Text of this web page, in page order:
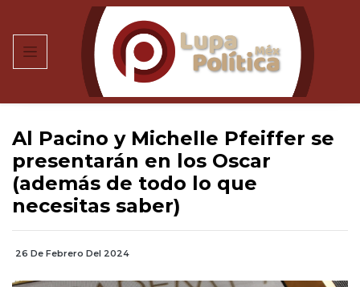
Al Pacino y Michelle Pfeiffer se
presentarán en los Oscar
(además de todo lo que
necesitas saber)
26 De Febrero Del 2024